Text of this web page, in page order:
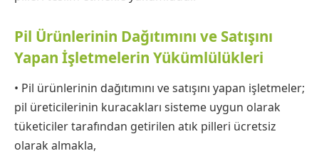
Pil Ürünlerinin Dağıtımını ve Satışını
Yapan İşletmelerin Yükümlülükleri
• Pil ürünlerinin dağıtımını ve satışını yapan işletmeler;
pil üreticilerinin kuracakları sisteme uygun olarak
tüketiciler tarafından getirilen atık pilleri ücretsiz
olarak almakla,